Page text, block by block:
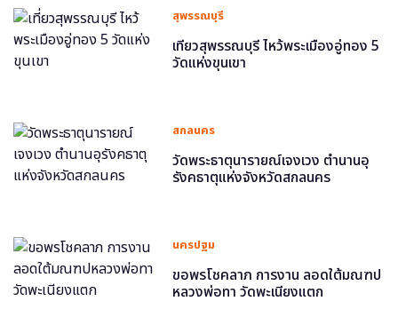
สุพรรณบุรี
เที่ยวสุพรรณบุรี ไหว้พระเมืองอู่ทอง 5
วัดแห่งขุนเขา
สกลนคร
วัดพระธาตุนารายณ์เจงเวง ตำนานอุ
รังคธาตุแห่งจังหวัดสกลนคร
นครปฐม
ขอพรโชคลาภ การงาน ลอดใต้มณฑป
หลวงพ่อทา วัดพะเนียงแตก